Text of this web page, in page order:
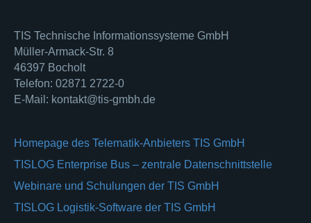
TIS Technische Informationssysteme GmbH
Müller-Armack-Str. 8
46397 Bocholt
Telefon: 02871 2722-0
E-Mail: kontakt@tis-gmbh.de
Homepage des Telematik-Anbieters TIS GmbH
TISLOG Enterprise Bus – zentrale Datenschnittstelle
Webinare und Schulungen der TIS GmbH
TISLOG Logistik-Software der TIS GmbH